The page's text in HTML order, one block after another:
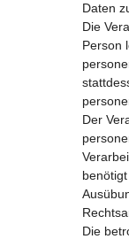
Daten
Die
Person
Der
Die